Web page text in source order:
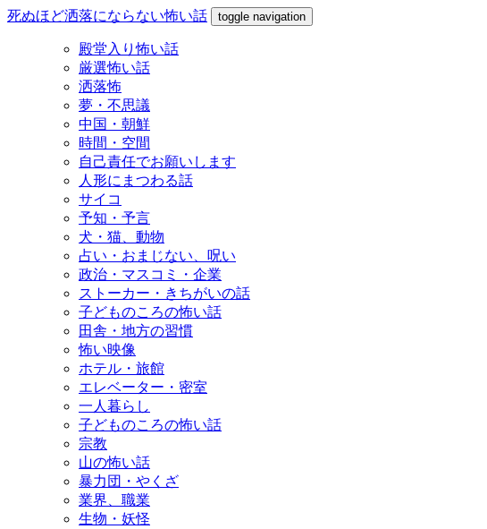
死ぬほど洒落にならない怖い話 toggle navigation
殿堂入り怖い話
厳選怖い話
洒落怖
夢・不思議
中国・朝鮮
時間・空間
自己責任でお願いします
人形にまつわる話
サイコ
予知・予言
犬・猫、動物
占い・おまじない、呪い
政治・マスコミ・企業
ストーカー・きちがいの話
子どものころの怖い話
田舎・地方の習慣
怖い映像
ホテル・旅館
エレベーター・密室
一人暮らし
子どものころの怖い話
宗教
山の怖い話
暴力団・やくざ
業界、職業
生物・妖怪